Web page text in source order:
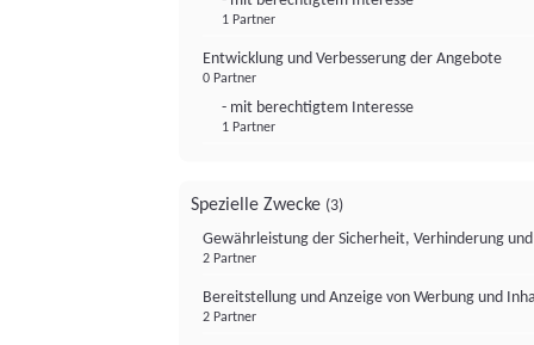
1 Partner
Entwicklung und Verbesserung der Angebote
0 Partner
- mit berechtigtem Interesse
1 Partner
Spezielle Zwecke (3)
Gewährleistung der Sicherheit, Verhinderung
2 Partner
Bereitstellung und Anzeige von Werbung und
2 Partner